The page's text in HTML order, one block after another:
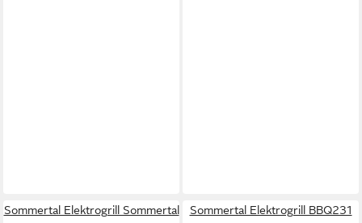
Sommertal Elektrogrill Sommertal
Sommertal Elektrogrill BBQ231